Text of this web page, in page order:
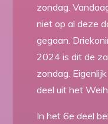
zondag.
niet op al deze
gegaan.
2024 is dit de
zondag.
deel uit het
In het 6e deel